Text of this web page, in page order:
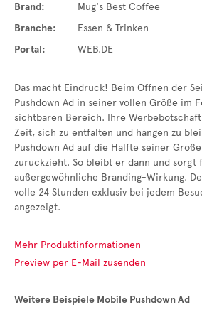
Brand:
Mug's Best Coffee
Branche:
Essen & Trinken
Portal:
WEB.DE
Das macht Eindruck! Beim Öffnen der
Pushdown Ad in seiner vollen Größe im
sichtbaren Bereich. Ihre
Zeit, sich zu entfalten und hängen zu
Pushdown Ad auf die Hälfte seiner
zurückzieht. So bleibt er dann und sorgt
außergewöhnliche Branding-Wirkung.
volle 24 Stunden exklusiv bei jedem
angezeigt.
Mehr Produktinformationen
Preview per E-Mail zusenden
Weitere Beispiele Mobile Pushdown Ad